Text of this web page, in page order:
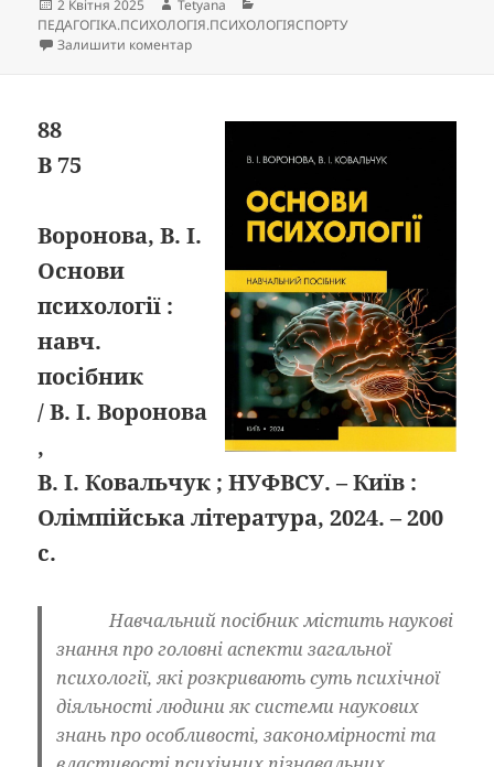
2 Квітня 2025 Tetyana
ПЕДАГОГІКА.ПСИХОЛОГІЯ.ПСИХОЛОГІЯСПОРТУ
Залишити коментардо
88
В 75
Воронова, В. І.
Основи
психології :
навч.
посібник
/ В. І. Воронова
,
В. І. Ковальчук ; НУФВСУ. – Київ :
Олімпійська література, 2024. – 200
с.
Навчальний посібник містить наукові
знання про головні аспекти загальної
психології, які розкривають суть психічної
діяльності лю­дини як системи наукових
знань про особливості, закономірності та